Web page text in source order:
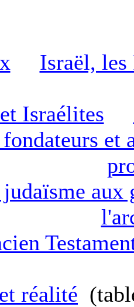
Israël, les
Israélites
et
réalité